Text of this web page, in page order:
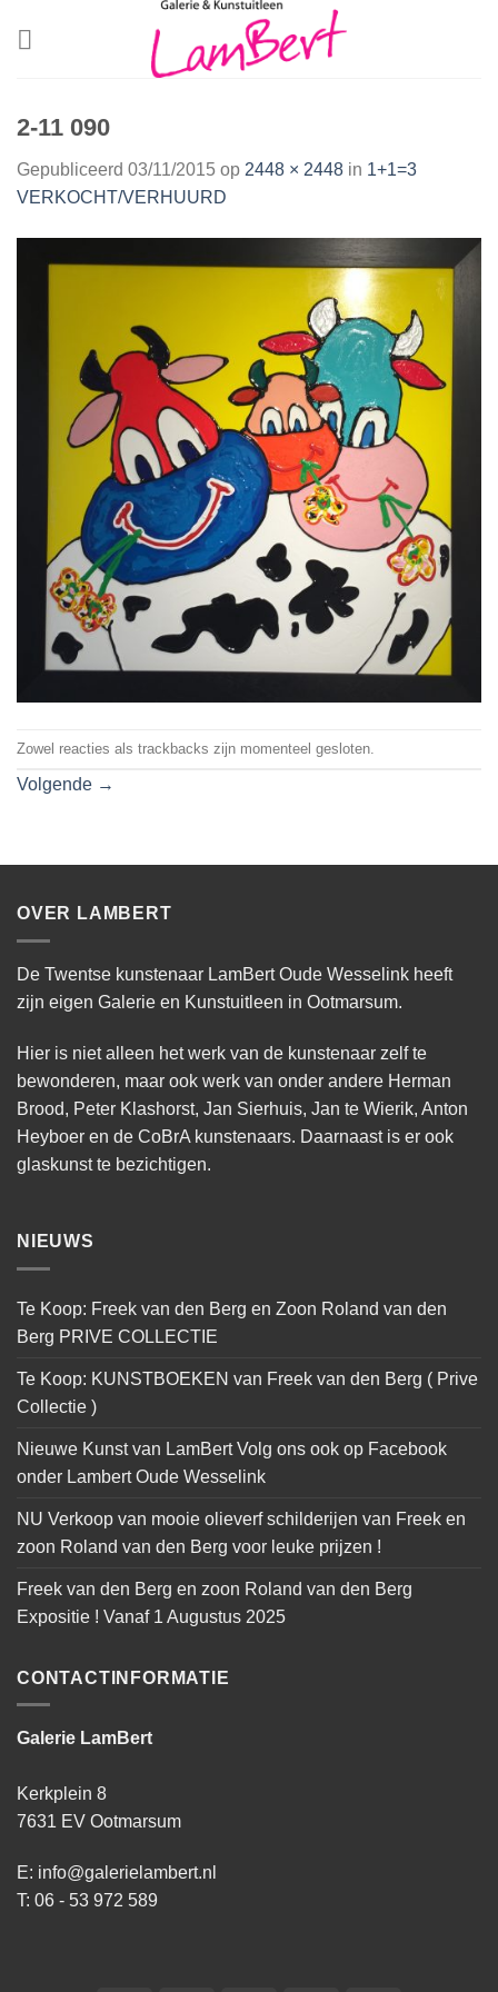
2-11 090
Gepubliceerd 03/11/2015 op 2448 × 2448 in 1+1=3
VERKOCHT/VERHUURD
Zowel reacties als trackbacks zijn momenteel gesloten.
Volgende →
OVER LAMBERT
De Twentse kunstenaar LamBert Oude Wesselink heeft
zijn eigen Galerie en Kunstuitleen in Ootmarsum.
Hier is niet alleen het werk van de kunstenaar zelf te
bewonderen, maar ook werk van onder andere Herman
Brood, Peter Klashorst, Jan Sierhuis, Jan te Wierik, Anton
Heyboer en de CoBrA kunstenaars. Daarnaast is er ook
glaskunst te bezichtigen.
NIEUWS
Te Koop: Freek van den Berg en Zoon Roland van den
Berg PRIVE COLLECTIE
Te Koop: KUNSTBOEKEN van Freek van den Berg ( Prive
Collectie )
Nieuwe Kunst van LamBert Volg ons ook op Facebook
onder Lambert Oude Wesselink
NU Verkoop van mooie olieverf schilderijen van Freek en
zoon Roland van den Berg voor leuke prijzen !
Freek van den Berg en zoon Roland van den Berg
Expositie ! Vanaf 1 Augustus 2025
CONTACTINFORMATIE
Galerie LamBert
Kerkplein 8
7631 EV Ootmarsum
E: info@galerielambert.nl
T: 06 - 53 972 589